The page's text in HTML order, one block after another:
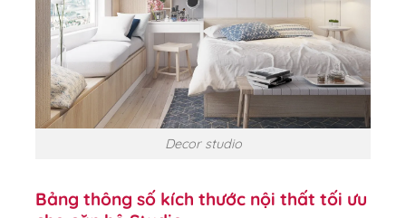
Decor studio
Bảng thông số kích thước nội thất tối ưu